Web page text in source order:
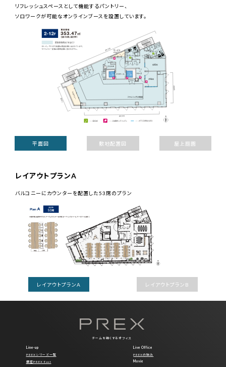
平面図
リフレッシュスペースとして機能するパントリー、
ソロワークが可能なオンラインブースを設置しています。
敷地配置図 屋上庭園
レイアウトプランA
レイアウトプランA
バルコニーにカウンターを配置した53席のプラン
レイアウトプランB
チームを強くするオフィス
Line-up
PREXシリーズ一覧
銀座PREX East
Live Office
PREXの強み
Movie